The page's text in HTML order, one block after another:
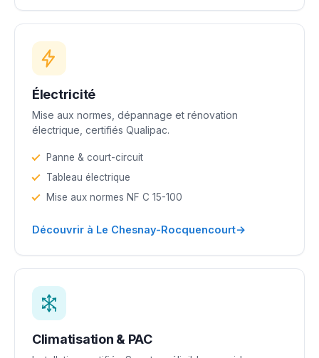
Électricité
Mise aux normes, dépannage et rénovation
électrique, certifiés Qualipac.
Panne & court-circuit
Tableau électrique
Mise aux normes NF C 15-100
Découvrir à Le Chesnay-Rocquencourt→
Climatisation & PAC